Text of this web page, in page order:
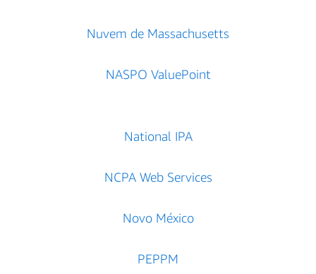
Nuvem de Massachusetts
NASPO ValuePoint
National IPA
NCPA Web Services
Novo México
PEPPM